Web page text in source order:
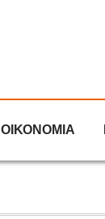
ΟΙΚΟΝΟΜΙΑ